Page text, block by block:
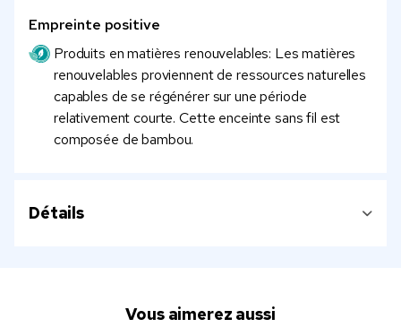
Empreinte positive
Produits en matières renouvelables: Les matières
renouvelables proviennent de ressources naturelles
capables de se régénérer sur une période
relativement courte. Cette enceinte sans fil est
composée de bambou.
Détails
Vous aimerez aussi